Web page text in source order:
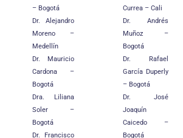
– Bogotá
Dr. Alejandro
Moreno –
Medellín
Dr. Mauricio
Cardona –
Bogotá
Dra. Liliana
Soler –
Bogotá
Dr. Francisco
Currea – Cali
Dr. Andrés
Muñoz –
Bogotá
Dr. Rafael
García Duperly
– Bogotá
Dr. José
Joaquín
Caicedo –
Bogotá